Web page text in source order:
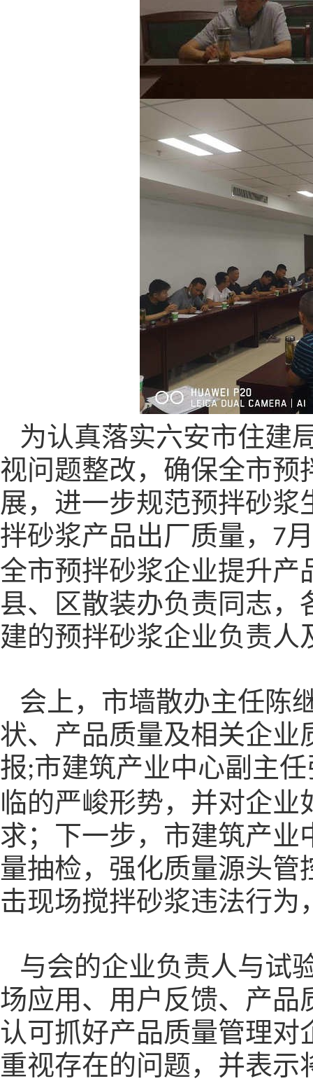
为认真落实六安市住建
视问题整改，确保全市预
展，进一步规范预拌砂
拌砂浆产品出厂质量， 7月
全市预拌砂浆企业提升产
县、区散装办负责同志
建的预拌砂浆企业负责
会上，市墙散办主任陈
状、产品质量及相关企业
报;市建筑产业中心副主
临的严峻形势，并对企
求；下一步，市建筑产
量抽检，强化质量源头
击现场搅拌砂浆违法行为
与会的企业负责人与试
场应用、用户反馈、产品
认可抓好产品质量管理对
重视存在的问题，并表